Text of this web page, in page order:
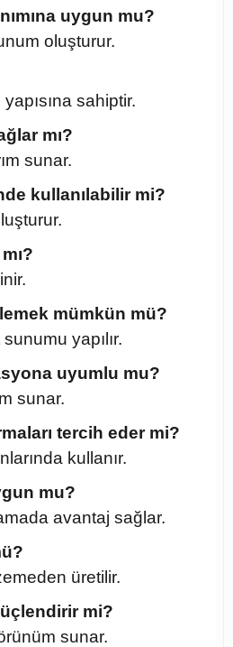
uygun mu?
oluşturur.
sahiptir.
mı?
sunar.
kullanılabilir mi?
mümkün mü?
yapılır.
uyumlu mu?
sunar.
tercih eder mi?
kullanır.
mu?
avantaj sağlar.
üretilir.
mi?
sunar.